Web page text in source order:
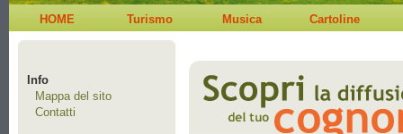
HOME Turismo Musica Cartoline
Info
Mappa del sito
Contatti